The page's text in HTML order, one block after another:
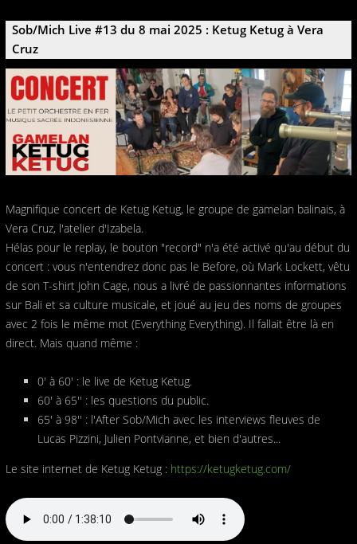
Sob/Mich Live #13 du 8 mai 2025 : Ketug Ketug à Vera
Cruz
Magnifique concert de Ketug Ketug, le groupe de gamelan balinais, à
Vera Cruz, l'atelier d'Izabela.
Hélas pour le replay, le bouton "record" n'a été activé qu'au début du
concert : vous n'entendrez donc pas le Before, où Mark Lockett, vêtu
de son T-shirt John Cage, nous a livré de passionnantes informations
sur Bali et sa culture musicale, et joué au jeu des noms de groupes
avec 2 fois le même mot (Everything Everything). Il fallait être là en
direct. Mais quand même :
0' à 60' : le live de Ketug Ketug.
60' à 65'' : les questions du public.
65' à 98'' : l'After Sob/Mich avec les interviews fleuves de
Lucas Pizzini, Julien Pontvianne, et bien d'autres...
Le site internet de Ketug Ketug : https://ketugketug.com/